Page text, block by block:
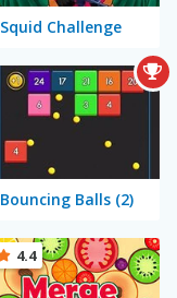
Squid Challenge
Bouncing Balls (2)
4.4